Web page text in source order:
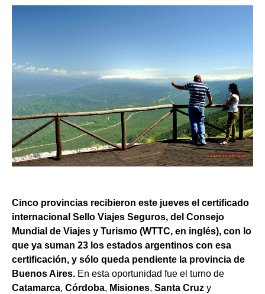
Cinco provincias recibieron este jueves el certificado
internacional Sello Viajes Seguros, del Consejo
Mundial de Viajes y Turismo (WTTC, en inglés), con lo
que ya suman 23 los estados argentinos con esa
certificación, y sólo queda pendiente la provincia de
Buenos Aires. En esta oportunidad fue el turno de
Catamarca, Córdoba, Misiones, Santa Cruz y